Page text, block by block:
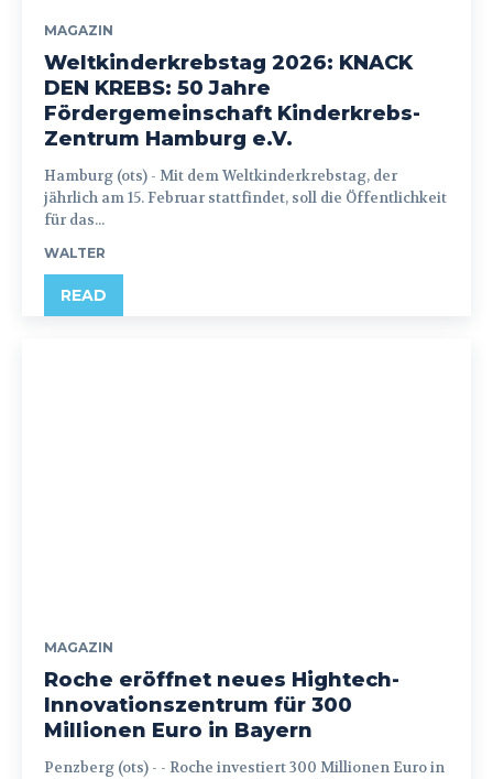
MAGAZIN
Weltkinderkrebstag 2026: KNACK
DEN KREBS: 50 Jahre
Fördergemeinschaft Kinderkrebs-
Zentrum Hamburg e.V.
Hamburg (ots) - Mit dem Weltkinderkrebstag, der
jährlich am 15. Februar stattfindet, soll die Öffentlichkeit
für das...
WALTER
READ
MAGAZIN
Roche eröffnet neues Hightech-
Innovationszentrum für 300
Millionen Euro in Bayern
Penzberg (ots) - - Roche investiert 300 Millionen Euro in